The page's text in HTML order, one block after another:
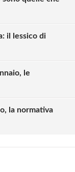
il lessico di
le
la normativa